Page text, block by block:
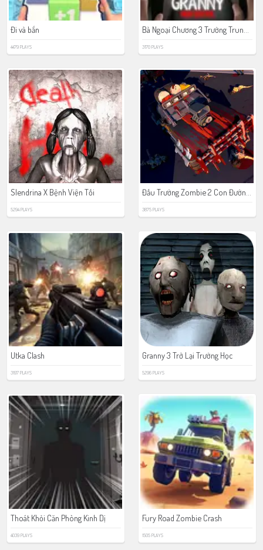
Đi và bắn
4479 PLAYS 3170 PLAYS
Slendrina X Bệnh Viện Tối
5294 PLAYS
Đấu Trường Zombie 2 Con Đường Phẫn Nộ
3875 PLAYS
Utka Clash
3197 PLAYS
Granny 3 Trở Lại Trường Học
5296 PLAYS
Thoát Khỏi Căn Phòng Kinh Dị
4039 PLAYS
Fury Road Zombie Crash
1505 PLAYS